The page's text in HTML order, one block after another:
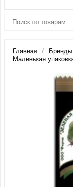
Главная Бренды
Маленькая